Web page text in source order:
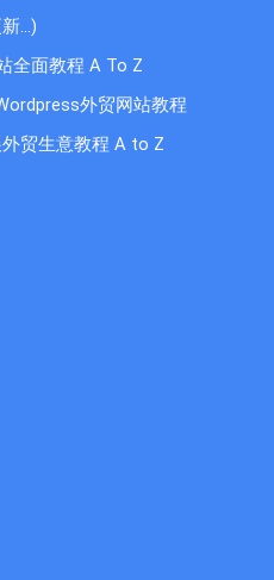
…)
全面教程 A To Z
外贸网站教程
贸生意教程 A to Z